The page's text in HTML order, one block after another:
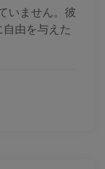
いません。彼
由を与えた